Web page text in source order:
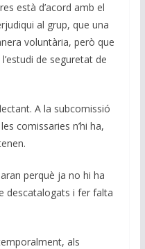
està d’acord amb el
al grup, que una
voluntària, però que
de seguretat de
A la subcomissió
comissaries n’hi ha,
perquè ja no hi ha
descatalogats i fer falta
als